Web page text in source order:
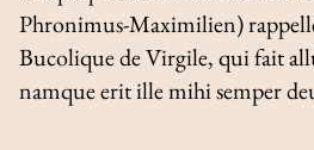
Phronimus-Maximilien)
Bucoliquede Virgile, qui fait
namque erit ille mihi semper